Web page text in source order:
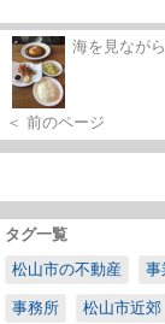
海を見なが
＜ 前のページ
タグ一覧
松山市の不動産
事
事務所 松山市近郊